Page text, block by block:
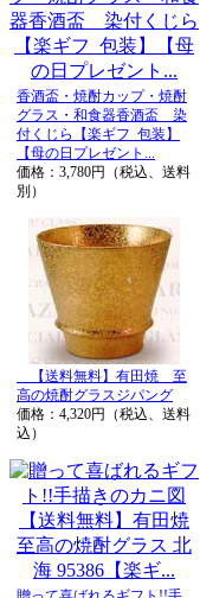
香酒盃・焼酎カップ・焼酎
グラス・和食器香酒盃 染
付くじら【楽ギフ_包装】
【母の日プレゼント...
価格：3,780円（税込、送料
別）
【送料無料】有田焼 至
高の焼酎グラスジパング
価格：4,320円（税込、送料
込）